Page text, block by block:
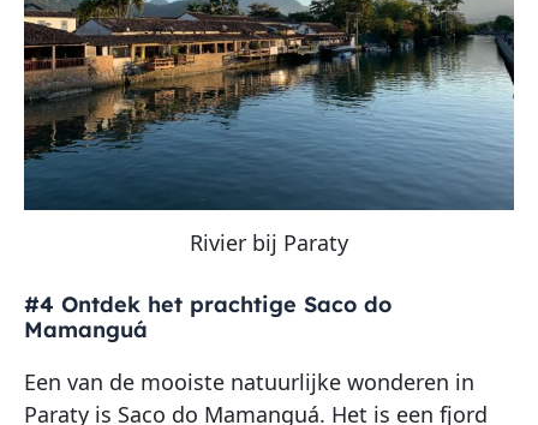
Rivier bij Paraty
#4 Ontdek het prachtige Saco do
Mamanguá
Een van de mooiste natuurlijke wonderen in
Paraty is Saco do Mamanguá. Het is een fjord